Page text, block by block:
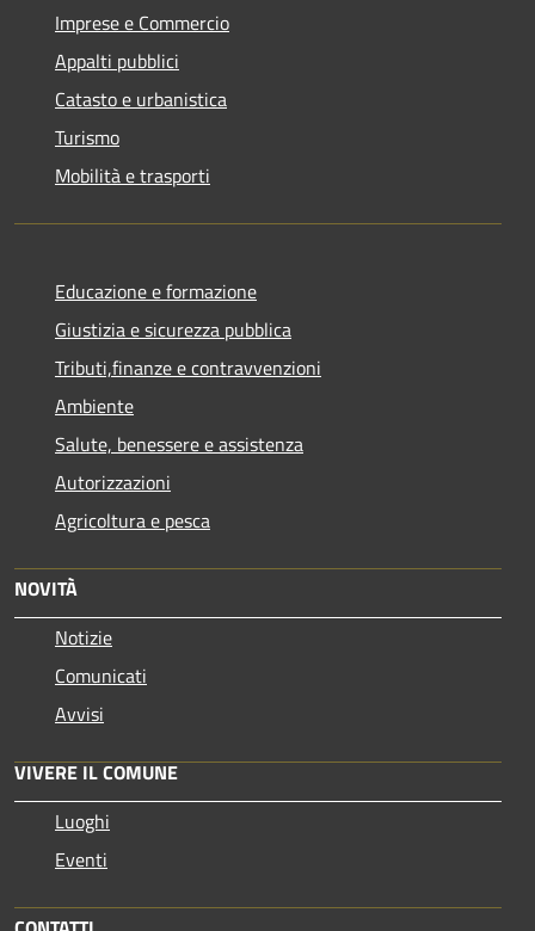
Imprese e Commercio
Appalti pubblici
Catasto e urbanistica
Turismo
Mobilità e trasporti
Educazione e formazione
Giustizia e sicurezza pubblica
Tributi,finanze e contravvenzioni
Ambiente
Salute, benessere e assistenza
Autorizzazioni
Agricoltura e pesca
NOVITÀ
Notizie
Comunicati
Avvisi
VIVERE IL COMUNE
Luoghi
Eventi